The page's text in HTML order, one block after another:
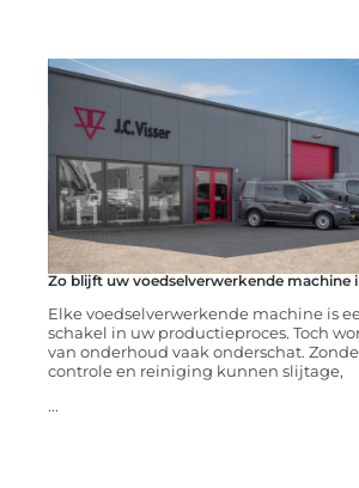
Zo blijft uw voedselverwerkende machine
Elke voedselverwerkende machine is
schakel in uw productieproces. Toch
van onderhoud vaak onderschat.
controle en reiniging kunnen slijtage,
...